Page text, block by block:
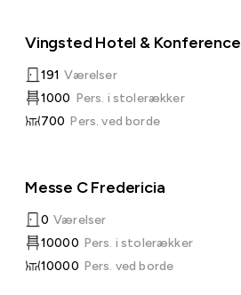
Vingsted Hotel &
191 Værelser
1000 Pers. i stolerækker
700 Pers. ved borde
Messe C Fredericia
0 Værelser
10000 Pers. i stolerækker
10000 Pers. ved borde